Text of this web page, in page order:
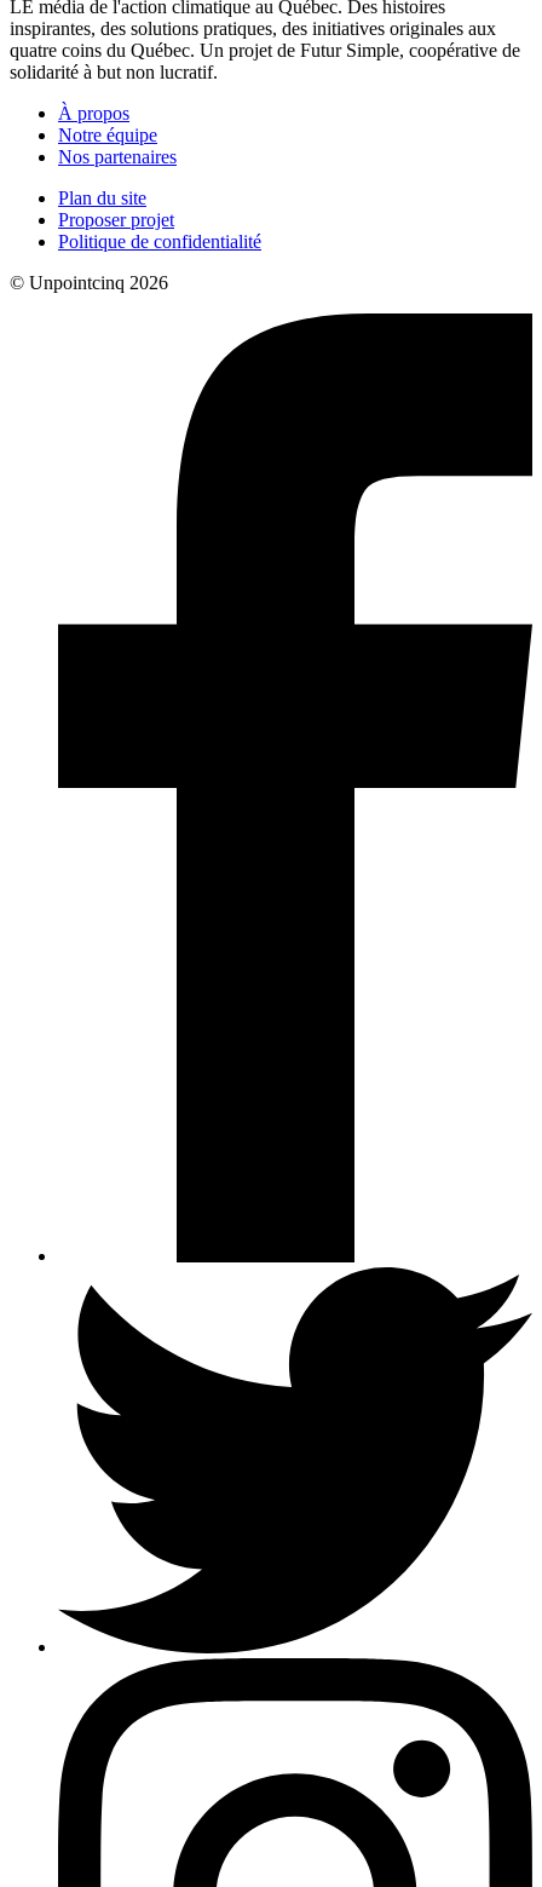
LE média de l'action climatique au Québec. Des histoires
inspirantes, des solutions pratiques, des initiatives originales aux
quatre coins du Québec. Un projet de Futur Simple, coopérative de
solidarité à but non lucratif.
À propos
Notre équipe
Nos partenaires
Plan du site
Proposer projet
Politique de confidentialité
© Unpointcinq 2026